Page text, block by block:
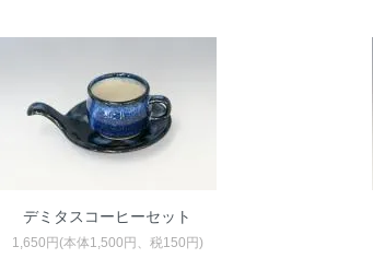
デミタスコーヒーセット
1,650円(本体1,500円、税150円)